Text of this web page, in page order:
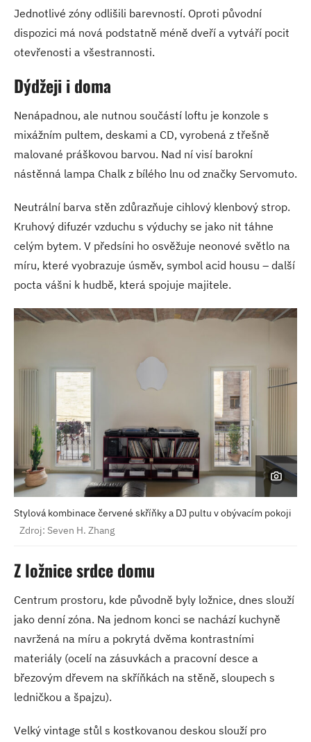
Jednotlivé zóny odlišili barevností. Oproti původní
dispozici má nová podstatně méně dveří a vytváří pocit
otevřenosti a všestrannosti.
Dýdžeji i doma
Nenápadnou, ale nutnou součástí loftu je konzole s
mixážním pultem, deskami a CD, vyrobená z třešně
malované práškovou barvou. Nad ní visí barokní
nástěnná lampa Chalk z bílého lnu od značky Servomuto.
Neutrální barva stěn zdůrazňuje cihlový klenbový strop.
Kruhový difuzér vzduchu s výduchy se jako nit táhne
celým bytem. V předsíni ho osvěžuje neonové světlo na
míru, které vyobrazuje úsměv, symbol acid housu – další
pocta vášni k hudbě, která spojuje majitele.
Stylová kombinace červené skříňky a DJ pultu v obývacím pokoji
Zdroj: Seven H. Zhang
Z ložnice srdce domu
Centrum prostoru, kde původně byly ložnice, dnes slouží
jako denní zóna. Na jednom konci se nachází kuchyně
navržená na míru a pokrytá dvěma kontrastními
materiály (ocelí na zásuvkách a pracovní desce a
březovým dřevem na skříňkách na stěně, sloupech s
ledničkou a špajzu).
Velký vintage stůl s kostkovanou deskou slouží pro